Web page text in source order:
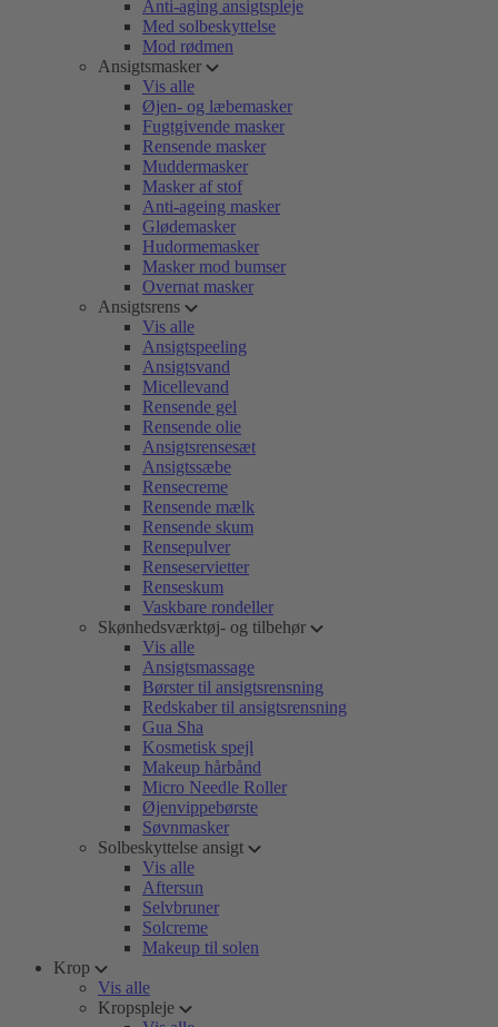
Anti-aging ansigtspleje
Med solbeskyttelse
Mod rødmen
Ansigtsmasker
Vis alle
Øjen- og læbemasker
Fugtgivende masker
Rensende masker
Muddermasker
Masker af stof
Anti-ageing masker
Glødemasker
Hudormemasker
Masker mod bumser
Overnat masker
Ansigtsrens
Vis alle
Ansigtspeeling
Ansigtsvand
Micellevand
Rensende gel
Rensende olie
Ansigtsrensesæt
Ansigtssæbe
Rensecreme
Rensende mælk
Rensende skum
Rensepulver
Renseservietter
Renseskum
Vaskbare rondeller
Skønhedsværktøj- og tilbehør
Vis alle
Ansigtsmassage
Børster til ansigtsrensning
Redskaber til ansigtsrensning
Gua Sha
Kosmetisk spejl
Makeup hårbånd
Micro Needle Roller
Øjenvippebørste
Søvnmasker
Solbeskyttelse ansigt
Vis alle
Aftersun
Selvbruner
Solcreme
Makeup til solen
Krop
Vis alle
Kropspleje